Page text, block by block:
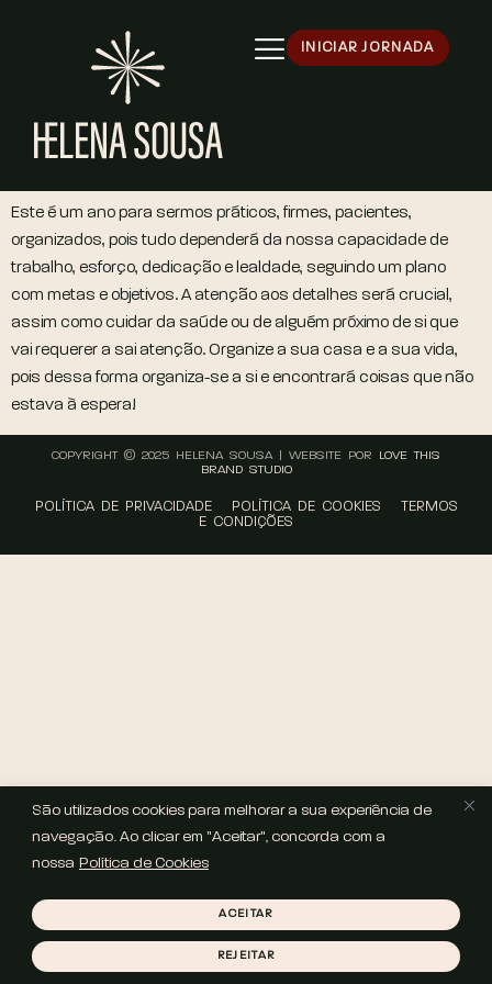
São utilizados cookies para melhorar a sua experiência de
navegação. Ao clicar em "Aceitar", concorda com a
nossa Política de Cookies
REJEITAR
ACEITAR
INICIAR JORNADA
Ano Pessoal 4
Este é um ano para sermos práticos, firmes, pacientes,
organizados, pois tudo dependerá da nossa capacidade de
trabalho, esforço, dedicação e lealdade, seguindo um plano
com metas e objetivos. A atenção aos detalhes será crucial,
assim como cuidar da saúde ou de alguém próximo de si que
vai requerer a sai atenção. Organize a sua casa e a sua vida,
pois dessa forma organiza-se a si e encontrará coisas que não
estava à espera!
COPYRIGHT © 2025 HELENA SOUSA | WEBSITE POR
LOVE THIS
BRAND STUDIO
POLÍTICA DE PRIVACIDADE POLÍTICA DE COOKIES
TERMOS
E CONDIÇÕES